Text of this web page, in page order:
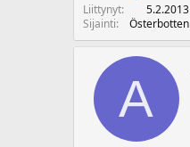
Liittynyt
5.2.2013
Sijainti
Österbotten
A